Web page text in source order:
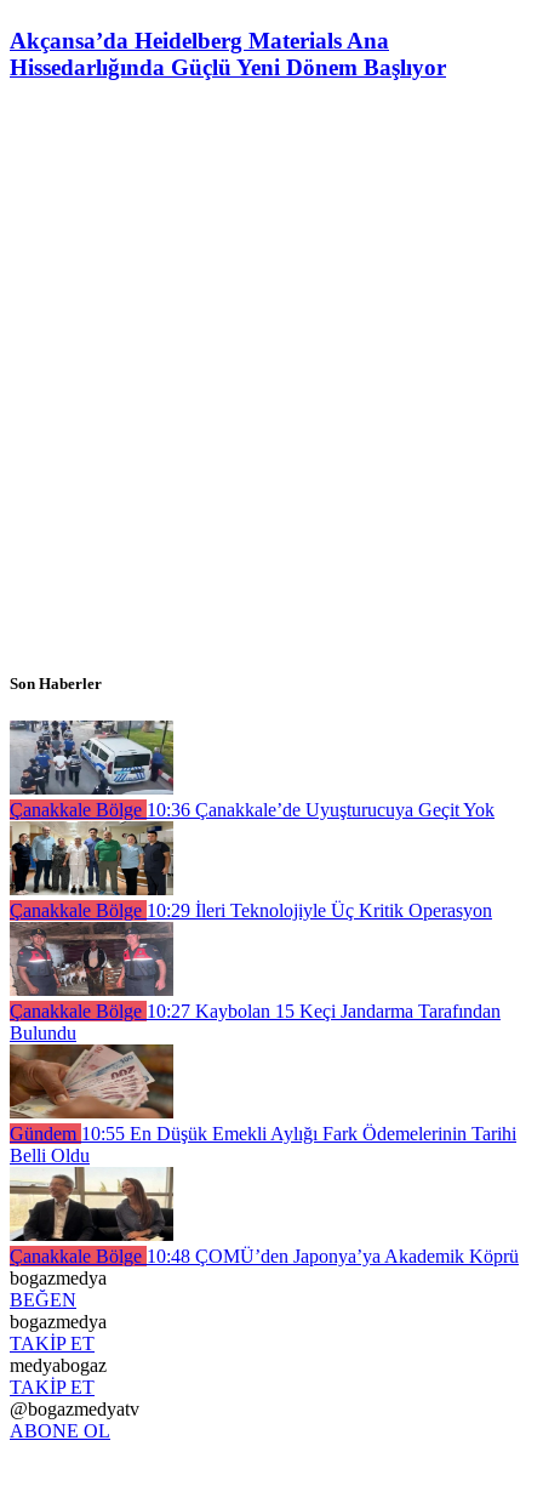
Akçansa’da Heidelberg Materials Ana
Hissedarlığında Güçlü Yeni Dönem Başlıyor
Son Haberler
Çanakkale Bölge 10:36 Çanakkale’de Uyuşturucuya Geçit Yok
Çanakkale Bölge 10:29 İleri Teknolojiyle Üç Kritik Operasyon
Çanakkale Bölge 10:27 Kaybolan 15 Keçi Jandarma Tarafından
Bulundu
Gündem 10:55 En Düşük Emekli Aylığı Fark Ödemelerinin Tarihi
Belli Oldu
Çanakkale Bölge 10:48 ÇOMÜ’den Japonya’ya Akademik Köprü
bogazmedya
BEĞEN
bogazmedya
TAKİP ET
medyabogaz
TAKİP ET
@bogazmedyatv
ABONE OL